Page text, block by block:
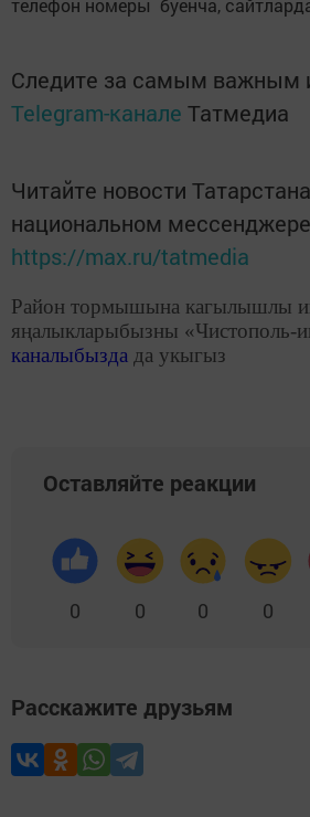
телефон номеры буенча,
Следите за самым важным
Telegram-канале Татмедиа
Читайте новости
национальном
https://max.ru/tatmedia
Район тормышына кагылышлы
яңалыкларыбызны «Чистополь-
каналыбызда да укыгыз
Оставляйте реакции
0 0 0 0
Расскажите друзьям